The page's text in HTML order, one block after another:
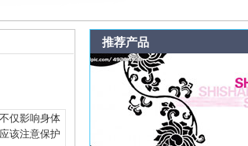
仅影响身体
该注意保护
推荐产品